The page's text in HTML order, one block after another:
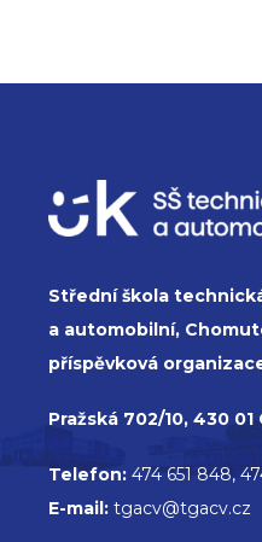
Střední škola
a automobilní,
příspěvková
Pražská 702/10, 430
Telefon: 474 651 848,
E-mail: tgacv@tgacv.cz